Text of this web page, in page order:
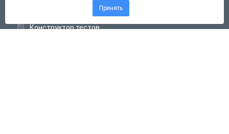
Конструктор тестов
Принять